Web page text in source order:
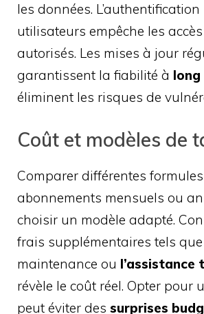
les données.
utilisateurs empêche les
autorisés. Les mises à jour
garantissent la fiabilité à
éliminent les risques de
Coût et modèles de
Comparer différentes
abonnements mensuels ou
choisir un modèle adapté.
frais supplémentaires tels
maintenance ou l’assistance
révèle le coût réel. Opter pour
peut éviter des surprises